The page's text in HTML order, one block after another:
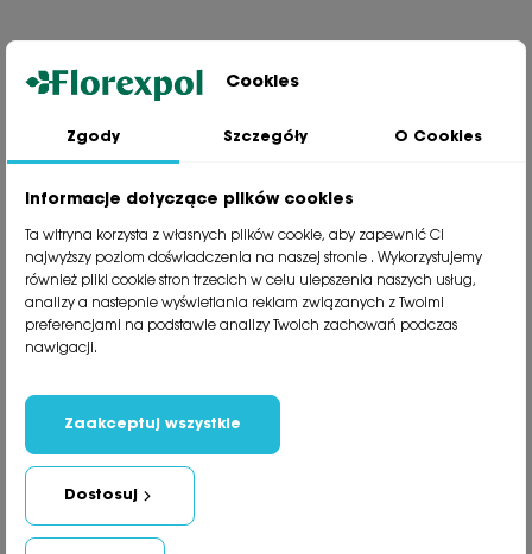
Jesteśmy wiodącą firmą wysyłkową roślin na terenie Polski. Od ponad
30 lat dzielimy się z naszymi Klientami naszą pasją, doświadczeniem i
81 533 23 05
phone81 533 30 50
phone 81 533 82 20
Polecane kategorie
Informacje
Social Media
Cookies
Zgody Szczegóły O Cookies
Informacje dotyczące plików cookies
Ta witryna korzysta z własnych plików cookie, aby zapewnić Ci
najwyższy poziom doświadczenia na naszej stronie . Wykorzystujemy
również pliki cookie stron trzecich w celu ulepszenia naszych usług,
analizy a nastepnie wyświetlania reklam związanych z Twoimi
preferencjami na podstawie analizy Twoich zachowań podczas
nawigacji.
Dostosuj
Zaakceptuj wszystkie